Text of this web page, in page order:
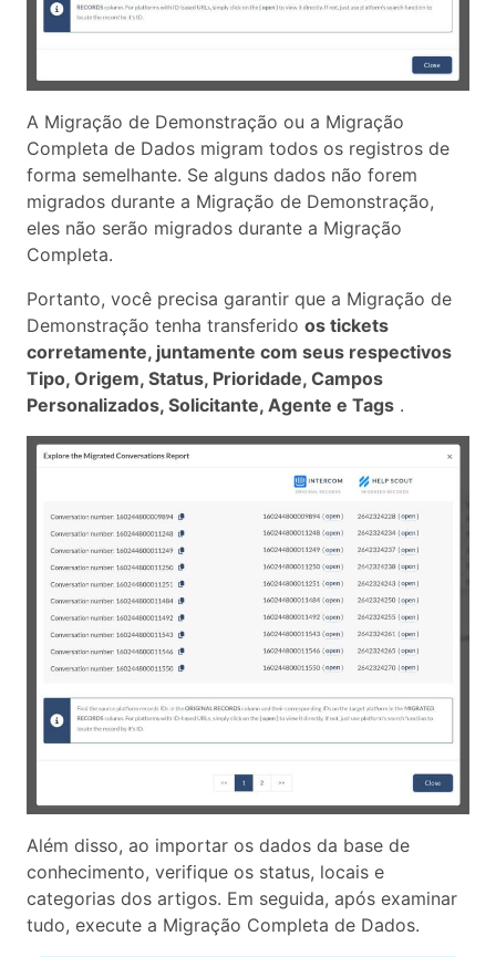
A Migração de Demonstração ou a Migração
Completa de Dados migram todos os registros de
forma semelhante. Se alguns dados não forem
migrados durante a Migração de Demonstração,
eles não serão migrados durante a Migração
Completa.
Portanto, você precisa garantir que a Migração de
Demonstração tenha transferido os tickets
corretamente, juntamente com seus respectivos
Tipo, Origem, Status, Prioridade, Campos
Personalizados, Solicitante, Agente e Tags .
Além disso, ao importar os dados da base de
conhecimento, verifique os status, locais e
categorias dos artigos. Em seguida, após examinar
tudo, execute a Migração Completa de Dados.